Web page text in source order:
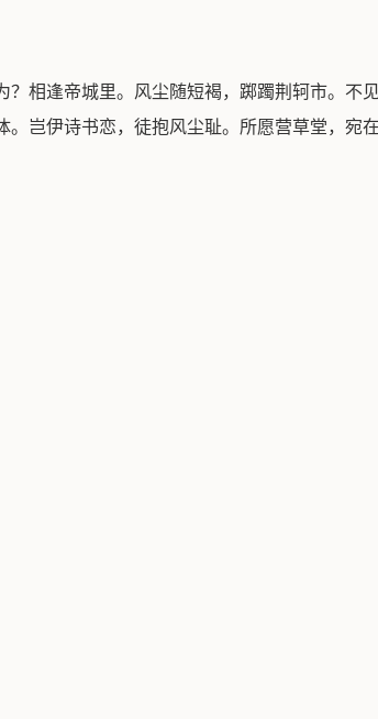
？相逢帝城里。风尘随短褐，踯躅荆轲市。不
岂伊诗书恋，徒抱风尘耻。所愿营草堂，宛